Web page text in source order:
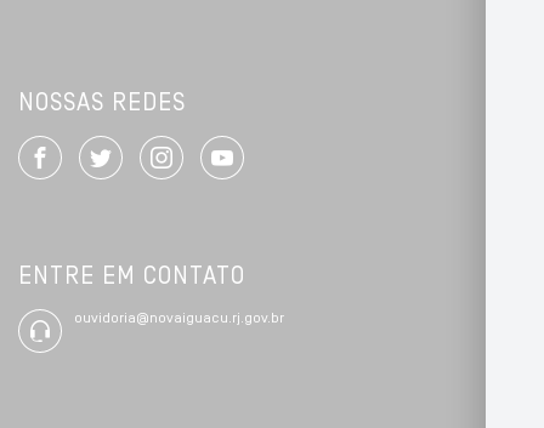
NOSSAS REDES
ENTRE EM CONTATO
ouvidoria@novaiguacu.rj.gov.br